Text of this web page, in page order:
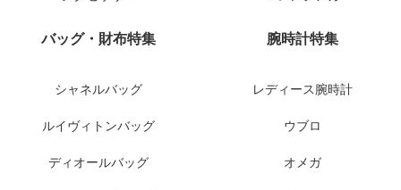
バッグ・財布特集
シャネルバッグ
ルイヴィトンバッグ
ディオールバッグ
腕時計特集
レディース腕時計
ウブロ
オメガ